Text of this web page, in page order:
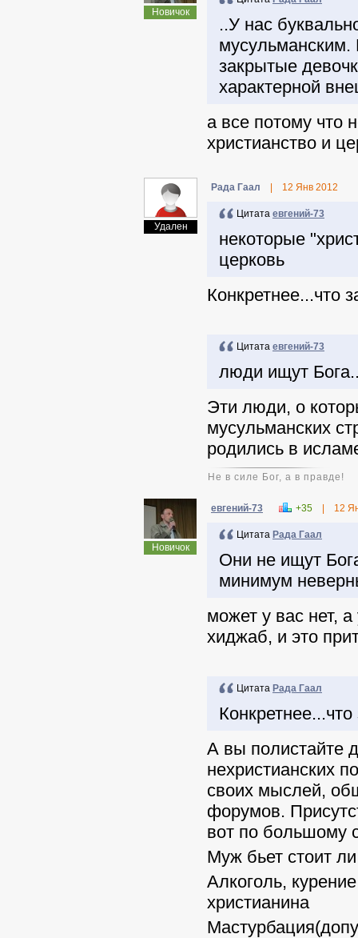
Новичок
..У нас
мусульманским.
закрытые
характерной
а все потому что
христианство и
Удален
Рада Гаал 12 Янв 2012
Цитата евгений-73
некоторые
церковь
Конкретнее...что
Цитата евгений-73
люди ищут
Эти люди, о
мусульманских
родились в
Не в силе Бог, а в правде!
Новичок
евгений-73 +35 12
Цитата Рада Гаал
Они не ищут
минимум
может у вас нет,
хиджаб, и это
Цитата Рада Гаал
А вы полистайте
нехристианских
своих мыслей,
форумов.
вот по большому
Муж бьет стоит
Алкоголь,
христианина